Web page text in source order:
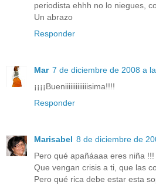
periodista ehhh no lo niegues,
Un abrazo
Responder
Mar 7 de diciembre de 2008 a
¡¡¡¡Bueniiiiiiiiiiiiisima!!!!
Responder
Marisabel 8 de diciembre de
Pero qué apañáaaa eres niña !!!
Que vengan crisis a ti, que las
Pero qué rica debe estar esta